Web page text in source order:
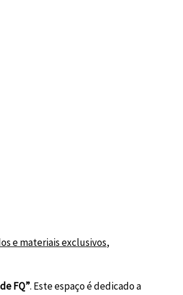
e materiais exclusivos,
FQ”. Este espaço é dedicado a